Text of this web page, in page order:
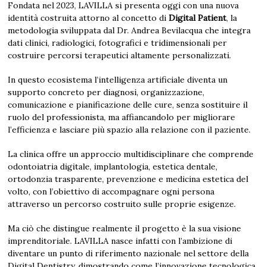
Fondata nel 2023, LAVILLA si presenta oggi con una nuova
identità costruita attorno al concetto diDigital Patient, la
metodologia sviluppata dal Dr. Andrea Bevilacqua che integra
dati clinici, radiologici, fotografici e tridimensionali per
costruire percorsi terapeutici altamente personalizzati.
In questo ecosistema l’intelligenza artificiale diventa un
supporto concreto per diagnosi, organizzazione,
comunicazione e pianificazione delle cure, senza sostituire il
ruolo del professionista, ma affiancandolo per migliorare
l’efficienza e lasciare più spazio alla relazione con il paziente.
La clinica offre un approccio multidisciplinare che comprende
odontoiatria digitale, implantologia, estetica dentale,
ortodonzia trasparente, prevenzione e medicina estetica del
volto, con l’obiettivo di accompagnare ogni persona
attraverso un percorso costruito sulle proprie esigenze.
Ma ciò che distingue realmente il progetto è la sua visione
imprenditoriale. LAVILLA nasce infatti con l’ambizione di
diventare un punto di riferimento nazionale nel settore della